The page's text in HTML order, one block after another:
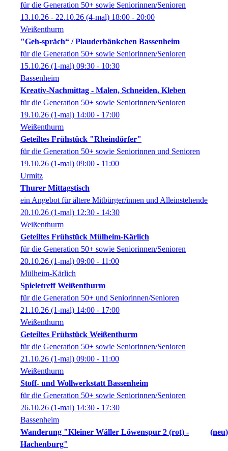
für die Generation 50+ sowie Seniorinnen/Senioren
13.10.26 - 22.10.26 (4-mal) 18:00 - 20:00
Weißenthurm
"Geh-spräch“ / Plauderbänkchen Bassenheim
für die Generation 50+ sowie Seniorinnen/Senioren
15.10.26 (1-mal) 09:30 - 10:30
Bassenheim
Kreativ-Nachmittag - Malen, Schneiden, Kleben
für die Generation 50+ sowie Seniorinnen/Senioren
19.10.26 (1-mal) 14:00 - 17:00
Weißenthurm
Geteiltes Frühstück "Rheindörfer"
für die Generation 50+ sowie Seniorinnen und Senioren
19.10.26 (1-mal) 09:00 - 11:00
Urmitz
Thurer Mittagstisch
ein Angebot für ältere Mitbürger/innen und Alleinstehende
20.10.26 (1-mal) 12:30 - 14:30
Weißenthurm
Geteiltes Frühstück Mülheim-Kärlich
für die Generation 50+ sowie Seniorinnen/Senioren
20.10.26 (1-mal) 09:00 - 11:00
Mülheim-Kärlich
Spieletreff Weißenthurm
für die Generation 50+ und Seniorinnen/Senioren
21.10.26 (1-mal) 14:00 - 17:00
Weißenthurm
Geteiltes Frühstück Weißenthurm
für die Generation 50+ sowie Seniorinnen/Senioren
21.10.26 (1-mal) 09:00 - 11:00
Weißenthurm
Stoff- und Wollwerkstatt Bassenheim
für die Generation 50+ sowie Seniorinnen/Senioren
26.10.26 (1-mal) 14:30 - 17:30
Bassenheim
Wanderung "Kleiner Wäller Löwenspur 2 (rot) -
Hachenburg"
neu